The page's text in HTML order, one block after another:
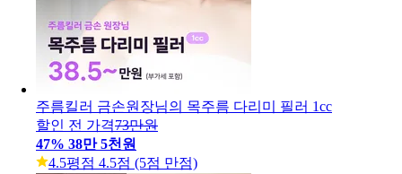
주름킬러 금손원장님의 목주름 다리미 필러 1cc
할인 전 가격73만원
47% 38만 5천원
4.5평점 4.5점 (5점 만점)